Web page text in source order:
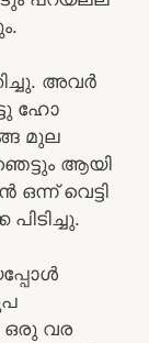
അവർ
ഹോ
മുല
ആയി
വെട്ടി
ഒരു വര